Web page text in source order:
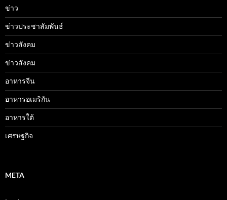
ข่าว
ข่าวประชาสัมพันธ์
ข่าวสังคม
ข่าวสังคม
อาหารจีน
อาหารอเมริกัน
อาหารใต้
เศรษฐกิจ
META